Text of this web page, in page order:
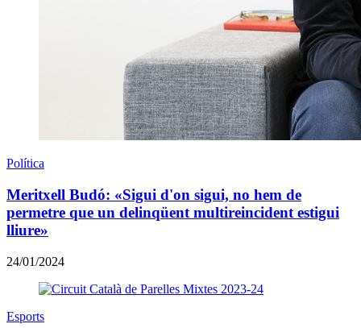
Política
Meritxell Budó: «Sigui d'on sigui, no hem de
permetre que un delinqüent multireincident estigui
lliure»
24/01/2024
Esports